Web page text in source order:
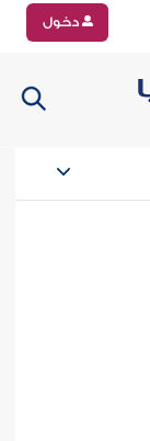
دخول